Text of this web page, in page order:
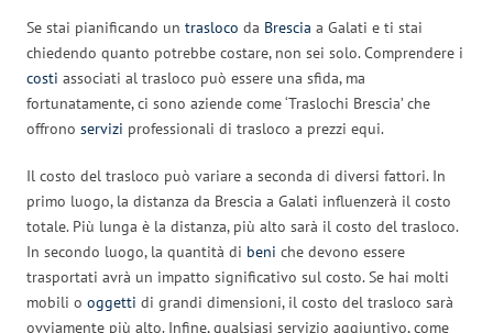
Se stai pianificando un trasloco da Brescia a Galati e ti stai
chiedendo quanto potrebbe costare, non sei solo. Comprendere i
costi associati al trasloco può essere una sfida, ma
fortunatamente, ci sono aziende come ‘Traslochi Brescia’ che
offrono servizi professionali di trasloco a prezzi equi.
Il costo del trasloco può variare a seconda di diversi fattori. In
primo luogo, la distanza da Brescia a Galati influenzerà il costo
totale. Più lunga è la distanza, più alto sarà il costo del trasloco.
In secondo luogo, la quantità di beni che devono essere
trasportati avrà un impatto significativo sul costo. Se hai molti
mobili o oggetti di grandi dimensioni, il costo del trasloco sarà
ovviamente più alto. Infine, qualsiasi servizio aggiuntivo, come